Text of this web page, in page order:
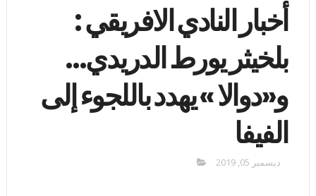
أخبار النادي الافريقي :
بلخيثر يورط الدريدي...
و«دوالا » يهدد باللجوء إلى
الفيفا
ديسمبر 05, 2019